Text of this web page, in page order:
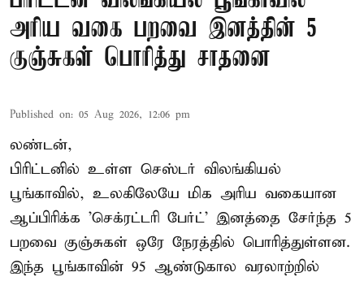
அரிய வகை பறவை இனத்தின் 5
குஞ்சுகள் பொரித்து சாதனை
Published on: 05 Aug 2026, 12:06 pm
லண்டன்,
பிரிட்டனில் உள்ள செஸ்டர் விலங்கியல்
பூங்காவில், உலகிலேயே மிக அரிய வகையான
ஆப்பிரிக்க 'செக்ரட்டரி பேர்ட்' இனத்தை சேர்ந்த 5
பறவை குஞ்சுகள் ஒரே நேரத்தில் பொரித்துள்ளன.
இந்த பூங்காவின் 95 ஆண்டுகால வரலாற்றில்